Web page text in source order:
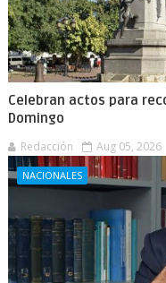
Celebran actos para
Domingo
Redacción Aug 05, 2026
NACIONALES